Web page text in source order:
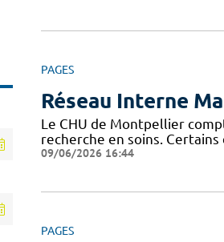
PAGES
Réseau Interne
Le CHU de Montpellier
recherche en soins.
09/06/2026 16:44
PAGES